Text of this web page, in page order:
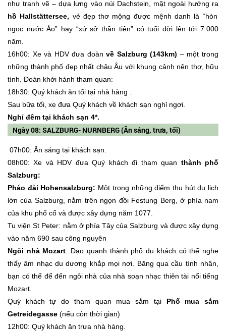
như tranh vẽ – dựa lưng vào núi Dachstein, mặt ngoài hướng ra
hồ Hallstättersee, vẻ đẹp thơ mộng được mệnh danh là “hòn
ngọc nước Áo” hay “xứ sở thần tiên” có tuổi đời lên tới 7.000
năm.
16h00: Xe và HDV đưa đoànvề Salzburg (143km) – một trong
những thành phố đẹp nhất châu Âu với khung cảnh nên thơ, hữu
tình. Đoàn khởi hành tham quan:
18h30: Quý khách ăn tối tại nhà hàng .
Sau bữa tối, xe đưa Quý khách về khách sạn nghỉ ngơi.
Nghỉ đêm tại khách sạn 4*.
Ngày 08: SALZBURG- NURNBERG (Ăn sáng, trưa, tối)
07h00: Ăn sáng tại khách sạn.
08h00: Xe và HDV đưa Quý khách đi tham quan thành phố
Salzburg:
Pháo đài Hohensalzburg: Một trong những điểm thu hút du lịch
lớn của Salzburg, nằm trên ngọn đồi Festung Berg, ở phía nam
của khu phố cổ và được xây dựng năm 1077.
Tu viện St Peter: nằm ở phía Tây của Salzburg và được xây dựng
vào năm 690 sau công nguyên
Ngôi nhà Mozart: Dạo quanh thành phố du khách có thể nghe
thấy âm nhạc du dương khắp mọi nơi. Băng qua cầu tình nhân,
bạn có thể để đến ngôi nhà của nhà soạn nhạc thiên tài nổi tiếng
Mozart.
Quý khách tự do tham quan mua sắm tại Phố mua sắm
Getreidegasse (nếu còn thời gian)
12h00: Quý khách ăn trưa nhà hàng.